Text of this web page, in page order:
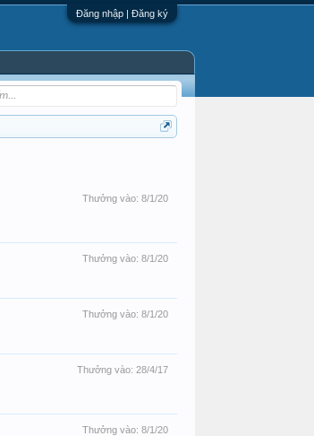
Đăng nhập | Đăng ký
Thưởng vào: 8/1/20
Thưởng vào: 8/1/20
Thưởng vào: 8/1/20
Thưởng vào: 28/4/17
Thưởng vào: 8/1/20